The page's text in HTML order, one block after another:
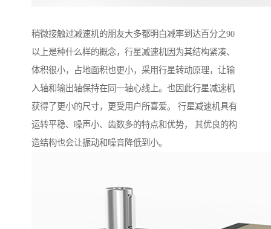
稍微接触过减速机的朋友大多都明白减率到达百分之90
以上是种什么样的概念，行星减速机因为其结构紧凑、
体积很小，占地面积也更小，采用行星转动原理，让输
入轴和输出轴保持在同一轴心线上。也因此行星减速机
获得了更小的尺寸，更受用户所喜爱。 行星减速机具有
运转平稳、噪声小、齿数多的特点和优势， 其优良的构
造结构也会让振动和噪音降低到小。